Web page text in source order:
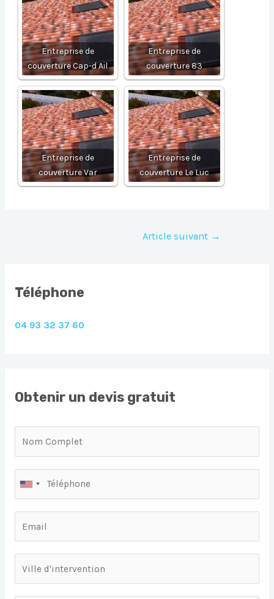
Entreprise de
couverture Cap-d Ail
Entreprise de
couverture 83
Entreprise de
couverture Var
Entreprise de
couverture Le Luc
Article suivant →
Téléphone
04 93 32 37 60
Obtenir un devis gratuit